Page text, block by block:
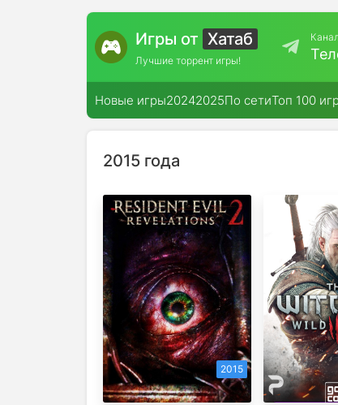
Игры от Хатаб
Лучшие торрент игры!
Новые игры20242025По сетиТоп 100
2015 года
2015